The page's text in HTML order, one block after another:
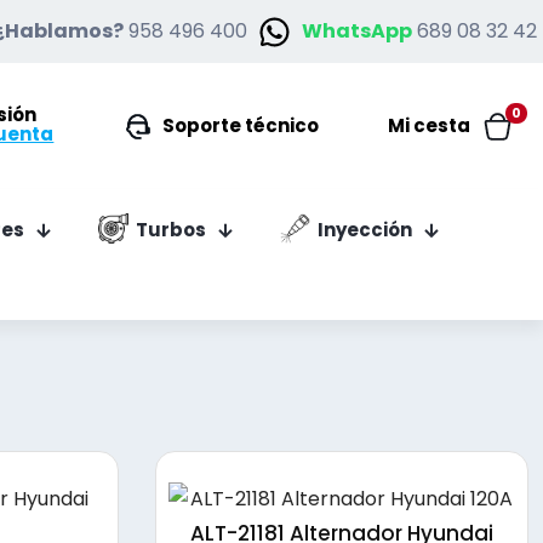
958 496 400 WhatsApp689 08 32 42
Soporte técnico
0
Mi cesta
Turbos
Inyección
ALT-21181 Alternador Hyundai